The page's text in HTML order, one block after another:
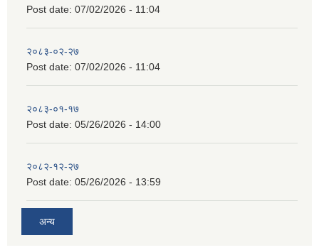
Post date: 07/02/2026 - 11:04
२०८३-०२-२७
Post date: 07/02/2026 - 11:04
२०८३-०१-१७
Post date: 05/26/2026 - 14:00
२०८२-१२-२७
Post date: 05/26/2026 - 13:59
अन्य